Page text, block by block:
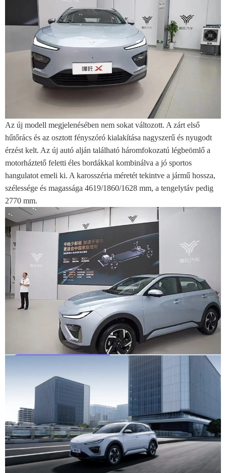
Az új modell megjelenésében nem sokat változott. A zárt első
hűtőrács és az osztott fényszóró kialakítása nagyszerű és nyugodt
érzést kelt. Az új autó alján található háromfokozatú légbeömlő a
motorháztető feletti éles bordákkal kombinálva a jó sportos
hangulatot emeli ki. A karosszéria méretét tekintve a jármű hossza,
szélessége és magassága 4619/1860/1628 mm, a tengelytáv pedig
2770 mm.